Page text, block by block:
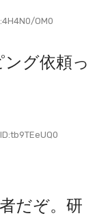
OM0
グ依頼っ
だぞ。研